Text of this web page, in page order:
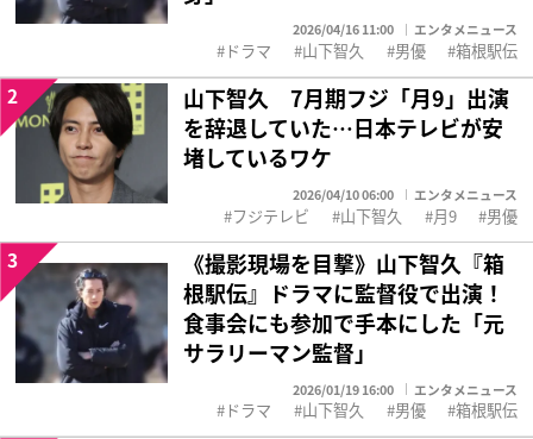
2026/04/16 11:00 エンタメニュース
ドラマ 山下智久 男優 箱根駅伝
山下智久 7月期フジ「月9」出演
を辞退していた…日本テレビが安
堵しているワケ
2026/04/10 06:00 エンタメニュース
2
フジテレビ 山下智久 月9 男優
《撮影現場を目撃》山下智久『箱
根駅伝』ドラマに監督役で出演！
食事会にも参加で手本にした「元
サラリーマン監督」
2026/01/19 16:00 エンタメニュース
3
ドラマ 山下智久 男優 箱根駅伝